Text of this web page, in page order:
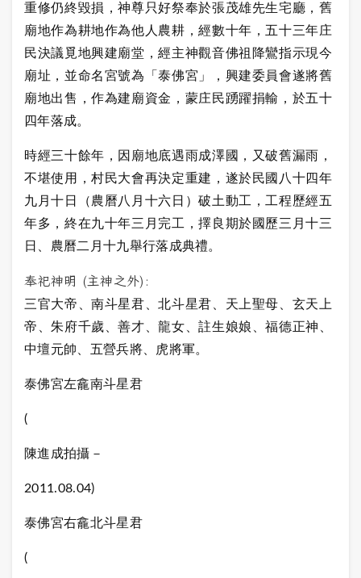
重修仍終毀損，神尊只好祭奉於張茂雄先生宅廳，舊
廟地作為耕地作為他人農耕，經數十年，五十三年庄
民決議覓地興建廟堂，經主神觀音佛祖降鸞指示現今
廟址，並命名宮號為「泰佛宮」，興建委員會遂將舊
廟地出售，作為建廟資金，蒙庄民踴躍捐輸，於五十
四年落成。
時經三十餘年，因廟地底遇雨成澤國，又破舊漏雨，
不堪使用，村民大會再決定重建，遂於民國八十四年
九月十日（農曆八月十六日）破土動工，工程歷經五
年多，終在九十年三月完工，擇良期於國歷三月十三
日、農曆二月十九舉行落成典禮。
奉祀神明 (主神之外):
三官大帝、南斗星君、北斗星君、天上聖母、玄天上
帝、朱府千歲、善才、龍女、註生娘娘、福德正神、
中壇元帥、五營兵將、虎將軍。
泰佛宮左龕南斗星君
(
陳進成拍攝－
2011.08.04)
泰佛宮右龕北斗星君
(